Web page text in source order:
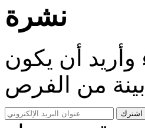
نشرة
أن يكون